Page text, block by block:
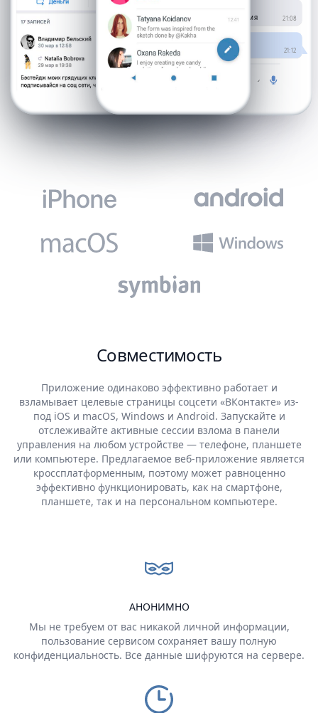
21:08
постараемся вовремя
21:12
Отлично! тогда до
Совместимость
Приложение одинаково эффективно работает и
взламывает целевые страницы соцсети «ВКонтакте» из-
под iOS и macOS, Windows и Android. Запускайте и
отслеживайте активные сессии взлома в панели
управления на любом устройстве — телефоне, планшете
или компьютере. Предлагаемое веб-приложение является
кроссплатформенным, поэтому может равноценно
эффективно функционировать, как на смартфоне,
планшете, так и на персональном компьютере.
АНОНИМНО
Мы не требуем от вас никакой личной информации,
пользование сервисом сохраняет вашу полную
конфиденциальность. Все данные шифруются на сервере.